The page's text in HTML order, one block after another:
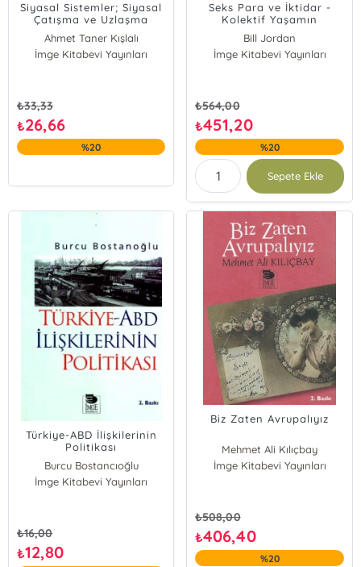
Siyasal Sistemler; Siyasal
Çatışma ve Uzlaşma
Ahmet Taner Kışlalı
İmge Kitabevi Yayınları
₺33,33
₺26,66
%20
Seks Para ve İktidar -
Kolektif Yaşamın
Dönüşümü
Bill Jordan
İmge Kitabevi Yayınları
₺564,00
₺451,20
%20
Sepete Ekle
Türkiye-ABD İlişkilerinin
Politikası
Burcu Bostancıoğlu
İmge Kitabevi Yayınları
₺16,00
₺12,80
Biz Zaten Avrupalıyız
Mehmet Ali Kılıçbay
İmge Kitabevi Yayınları
₺508,00
₺406,40
%20